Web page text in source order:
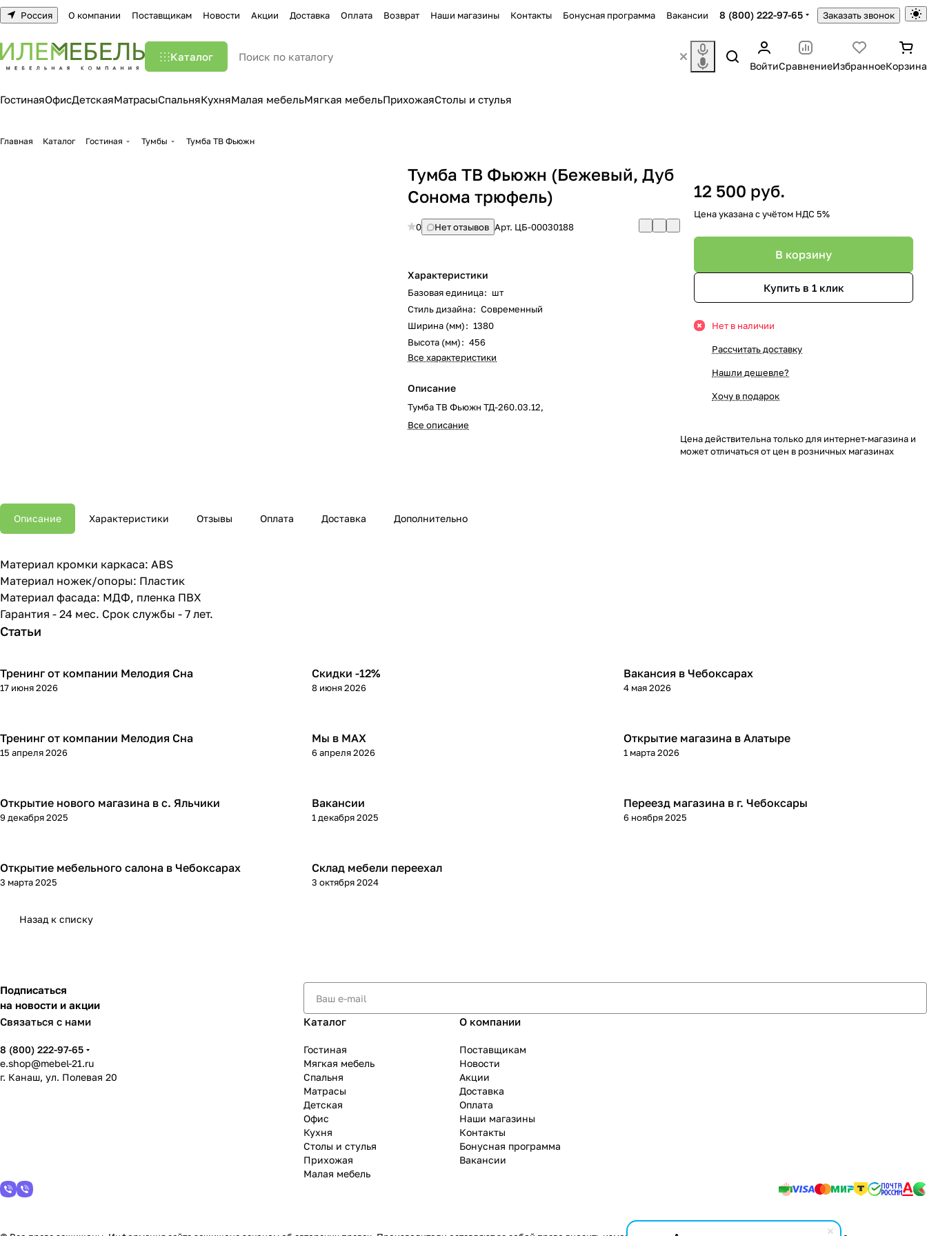
Россия О компании Поставщикам Новости Акции Доставка Оплата Возврат Наши магазины Контакты Бонусная программа Вакансии 8 (800) 222-97-65 Заказать звонок
Каталог
ВойтиСравнениеИзбранноеКорзина
ГостинаяОфисДетскаяМатрасыСпальняКухняМалая мебельМягкая мебельПрихожаяСтолы и стулья
Главная Каталог Гостиная Тумбы Тумба ТВ Фьюжн
Тумба ТВ Фьюжн (Бежевый, Дуб
Сонома трюфель)
0 Нет отзывов Арт. ЦБ-00030188
Характеристики
Базовая единица: шт
Стиль дизайна: Современный
Ширина (мм): 1380
Высота (мм): 456
Все характеристики
Описание
Тумба ТВ Фьюжн ТД-260.03.12,
Все описание
12 500 руб.
Цена указана с учётом НДС 5%
В корзину
Купить в 1 клик
Нет в наличии
Рассчитать доставку
Нашли дешевле?
Хочу в подарок
Цена действительна только для интернет-магазина и
может отличаться от цен в розничных магазинах
Описание Характеристики Отзывы Оплата Доставка Дополнительно
Материал кромки каркаса: ABS
Материал ножек/опоры: Пластик
Материал фасада: МДФ, пленка ПВХ
Гарантия - 24 мес. Срок службы - 7 лет.
Статьи
Тренинг от компании Мелодия Сна
17 июня 2026
Скидки -12%
8 июня 2026
Вакансия в Чебоксарах
4 мая 2026
Тренинг от компании Мелодия Сна
15 апреля 2026
Мы в МАХ
6 апреля 2026
Открытие магазина в Алатыре
1 марта 2026
Открытие нового магазина в с. Яльчики
9 декабря 2025
Вакансии
1 декабря 2025
Переезд магазина в г. Чебоксары
6 ноября 2025
Открытие мебельного салона в Чебоксарах
3 марта 2025
Склад мебели переехал
3 октября 2024
Назад к списку
Подписаться
на новости и акции
Связаться с нами
8 (800) 222-97-65
e.shop@mebel-21.ru
г. Канаш, ул. Полевая 20
Каталог
Гостиная
Мягкая мебель
Спальня
Матрасы
Детская
Офис
Кухня
Столы и стулья
Прихожая
Малая мебель
О компании
Поставщикам
Новости
Акции
Доставка
Оплата
Наши магазины
Контакты
Бонусная программа
Вакансии